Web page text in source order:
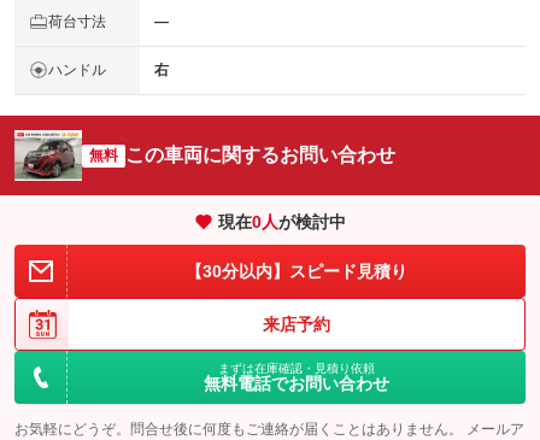
荷台寸法 ―
ハンドル 右
無料 この車両に関するお問い合わせ
現在0人が検討中
【30分以内】スピード見積り
来店予約
まずは在庫確認・見積り依頼
無料電話でお問い合わせ
お気軽にどうぞ。問合せ後に何度もご連絡が届くことはありません。 メールア